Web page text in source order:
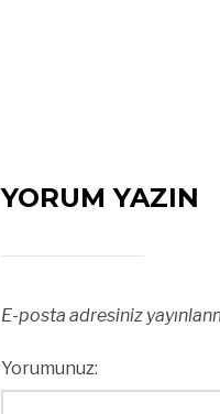
YORUM YAZIN
E-posta adresiniz
Yorumunuz: